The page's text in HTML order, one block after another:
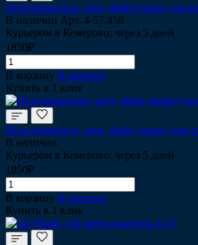
Иглодержатель, щуп, файл (папа) для
В наличии Арт. 4-57,458
Курьером в Кемерово: через 5 дней
1850₽
В корзину В корзине
Купить в 1 клик
Иглодержатель, щуп, файл (мама) для
В наличии
Курьером в Кемерово: через 5 дней
1850₽
В корзину В корзине
Купить в 1 клик